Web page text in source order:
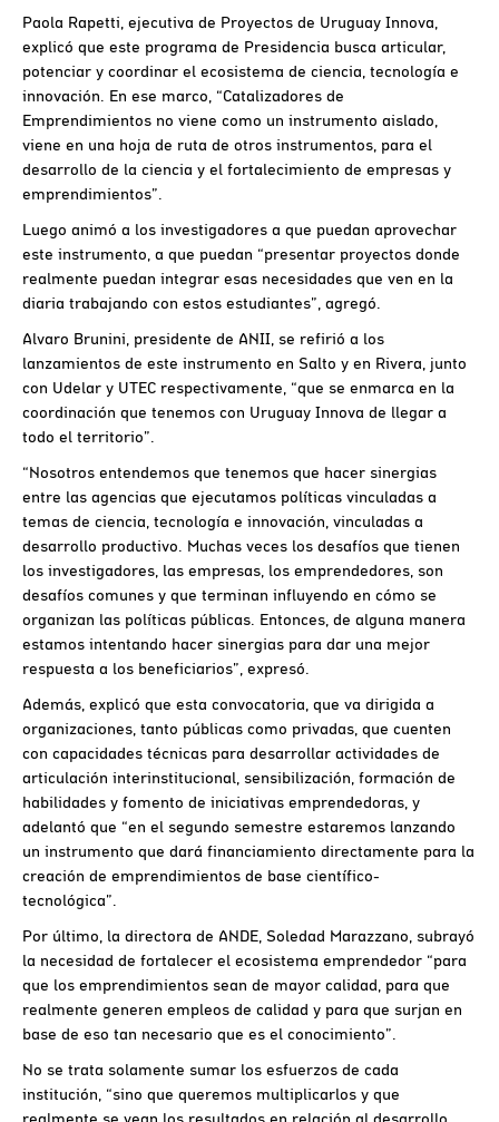
Paola Rapetti, ejecutiva de Proyectos de Uruguay Innova,
explicó que este programa de Presidencia busca articular,
potenciar y coordinar el ecosistema de ciencia, tecnología e
innovación. En ese marco, “Catalizadores de
Emprendimientos no viene como un instrumento aislado,
viene en una hoja de ruta de otros instrumentos, para el
desarrollo de la ciencia y el fortalecimiento de empresas y
emprendimientos”.
Luego animó a los investigadores a que puedan aprovechar
este instrumento, a que puedan “presentar proyectos donde
realmente puedan integrar esas necesidades que ven en la
diaria trabajando con estos estudiantes”, agregó.
Alvaro Brunini, presidente de ANII, se refirió a los
lanzamientos de este instrumento en Salto y en Rivera, junto
con Udelar y UTEC respectivamente, “que se enmarca en la
coordinación que tenemos con Uruguay Innova de llegar a
todo el territorio”.
“Nosotros entendemos que tenemos que hacer sinergias
entre las agencias que ejecutamos políticas vinculadas a
temas de ciencia, tecnología e innovación, vinculadas a
desarrollo productivo. Muchas veces los desafíos que tienen
los investigadores, las empresas, los emprendedores, son
desafíos comunes y que terminan influyendo en cómo se
organizan las políticas públicas. Entonces, de alguna manera
estamos intentando hacer sinergias para dar una mejor
respuesta a los beneficiarios”, expresó.
Además, explicó que esta convocatoria, que va dirigida a
organizaciones, tanto públicas como privadas, que cuenten
con capacidades técnicas para desarrollar actividades de
articulación interinstitucional, sensibilización, formación de
habilidades y fomento de iniciativas emprendedoras, y
adelantó que “en el segundo semestre estaremos lanzando
un instrumento que dará financiamiento directamente para la
creación de emprendimientos de base científico-
tecnológica”.
Por último, la directora de ANDE, Soledad Marazzano, subrayó
la necesidad de fortalecer el ecosistema emprendedor “para
que los emprendimientos sean de mayor calidad, para que
realmente generen empleos de calidad y para que surjan en
base de eso tan necesario que es el conocimiento”.
No se trata solamente sumar los esfuerzos de cada
institución, “sino que queremos multiplicarlos y que
realmente se vean los resultados en relación al desarrollo